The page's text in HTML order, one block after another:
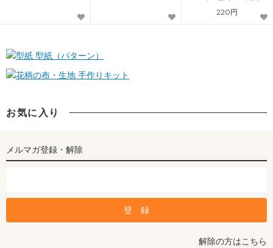
220円
型紙（パターン）
手作りキット
お気に入り
メルマガ登録・解除
解除の方はこちら